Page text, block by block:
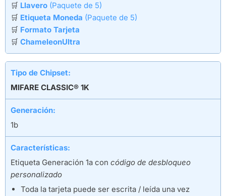
🛒 Llavero (Paquete de 5)
🛒 Etiqueta Moneda (Paquete de 5)
🛒 Formato Tarjeta
🛒 ChameleonUltra
Tipo de Chipset:
MIFARE CLASSIC® 1K
Generación:
1b
Características:
Etiqueta Generación 1a con código de desbloqueo
personalizado
Toda la tarjeta puede ser escrita / leída una vez